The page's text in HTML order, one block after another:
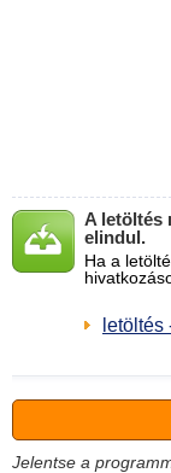
A letöltés
elindul.
Ha a
letöltés
Jelentse a